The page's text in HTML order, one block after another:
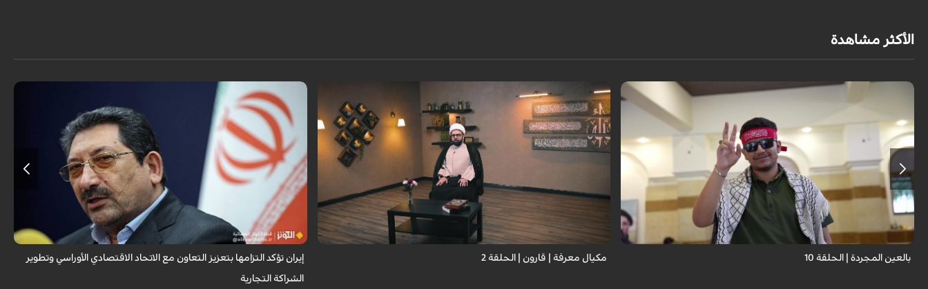
الأكثر مشاهدة
برنامج "بالعين المجردة" هو توثيق إنسانيٌّ شجاعٌ للحياة تحت وطأة الحرب، حيث
نستمع فيه إلى شهاداتٍ حيّةٍ لأشخاص عايشوا التفجيرات والدمار، فنرى بعيونهم
ت...
بالعين المجردة | الحلقة 10 مكيال معرفة | قارون | الحلقة 2
أكد وزير الصناعة الإيراني، محمد أتابك، عزم الجمهورية الإسلامية الإيرانية على
توسيع وتعميق التعاون مع الدول الأعضاء في الاتحاد الاقتصادي الأوراسي، مشد...
إيران تؤكد التزامها بتعزيز التعاون مع الاتحاد الاقتصادي الأوراسي وتطوير
الشراكة التجارية